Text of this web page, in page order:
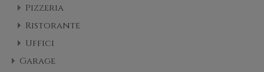
Pizzeria
Ristorante
Uffici
Garage